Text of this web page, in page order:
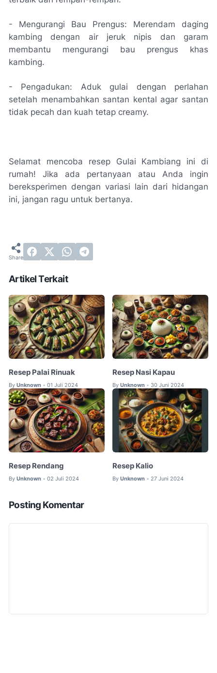
- Mengurangi Bau Prengus: Merendam daging
kambing dengan air jeruk nipis dan garam
membantu mengurangi bau prengus khas
kambing.
- Pengadukan: Aduk gulai dengan perlahan
setelah menambahkan santan kental agar santan
tidak pecah dan kuah tetap creamy.
Selamat mencoba resep Gulai Kambiang ini di
rumah! Jika ada pertanyaan atau Anda ingin
bereksperimen dengan variasi lain dari hidangan
ini, jangan ragu untuk bertanya.
Artikel Terkait
Resep Palai Rinuak
By Unknown • 01 Juli 2024
Resep Nasi Kapau
By Unknown • 30 Juni 2024
Resep Rendang
By Unknown • 02 Juli 2024
Resep Kalio
By Unknown • 27 Juni 2024
Posting Komentar